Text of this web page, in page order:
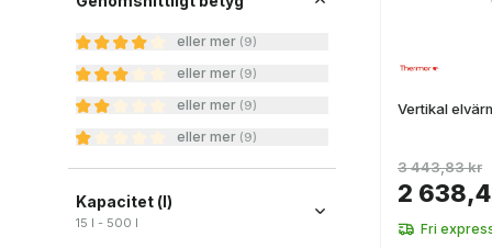
eller mer (9)
eller mer (9)
eller mer (9)
eller mer (9)
Kapacitet (l)
15 l - 500 l
Vertikal
2
3 443,83 kr
Fri